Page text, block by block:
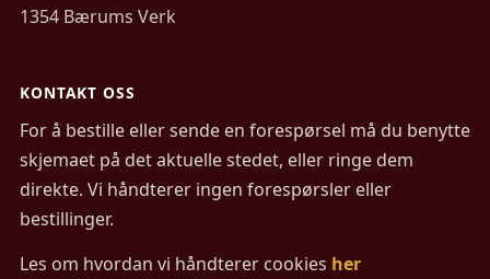
1354 Bærums Verk
KONTAKT OSS
For å bestille eller sende en forespørsel må du benytte
skjemaet på det aktuelle stedet, eller ringe dem
direkte. Vi håndterer ingen forespørsler eller
bestillinger.
Les om hvordan vi håndterer cookies her